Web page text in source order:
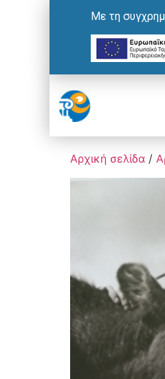
Με τη
Αρχική σελίδα /